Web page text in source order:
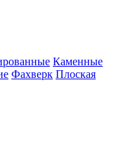
Каменные
Фахверк Плоская